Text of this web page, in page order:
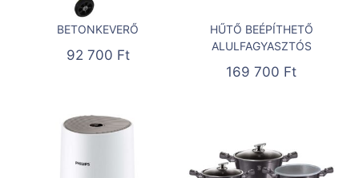
BETONKEVERŐ
92 700 Ft
HŰTŐ BEÉPÍTHETŐ
ALULFAGYASZTÓS
169 700 Ft